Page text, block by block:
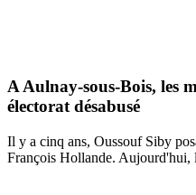
A Aulnay-sous-Bois, les
électorat désabusé
Il y a cinq ans, Oussouf Siby
François Hollande. Aujourd'hui,